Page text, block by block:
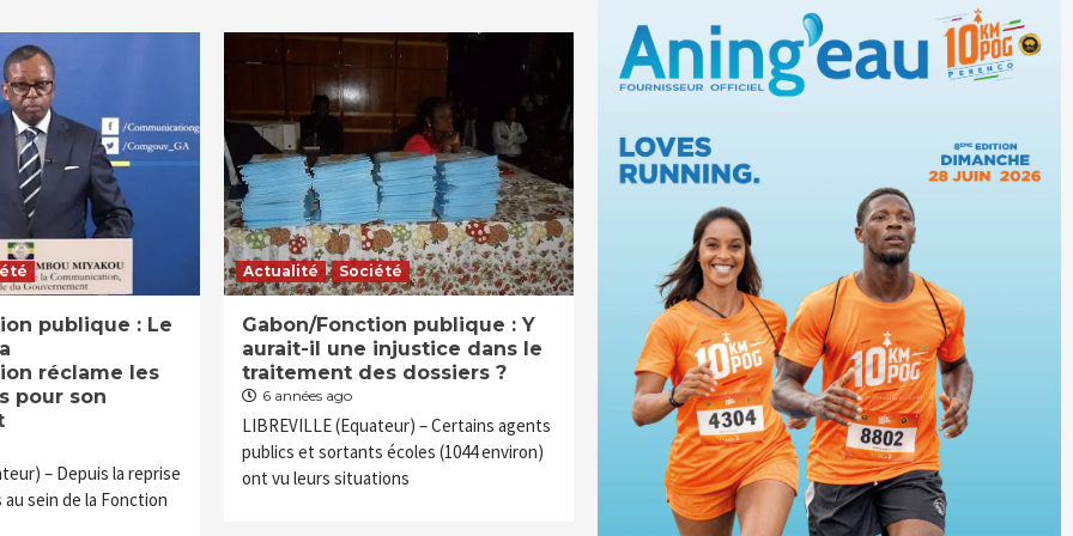
publique : Le
réclame les
pour son
– Depuis la reprise
sein de la Fonction
Actualité Société
Gabon/Fonction publique : Y
aurait-il une injustice dans le
traitement des dossiers ?
6 années ago
LIBREVILLE (Equateur) – Certains agents
publics et sortants écoles (1044 environ)
ont vu leurs situations